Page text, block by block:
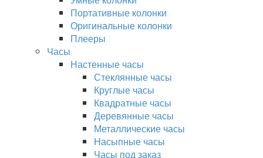
Портативные колонки
Оригинальные колонки
Плееры
Часы
Настенные часы
Стеклянные часы
Круглые часы
Квадратные часы
Деревянные часы
Металлические часы
Насыпные часы
Часы под заказ